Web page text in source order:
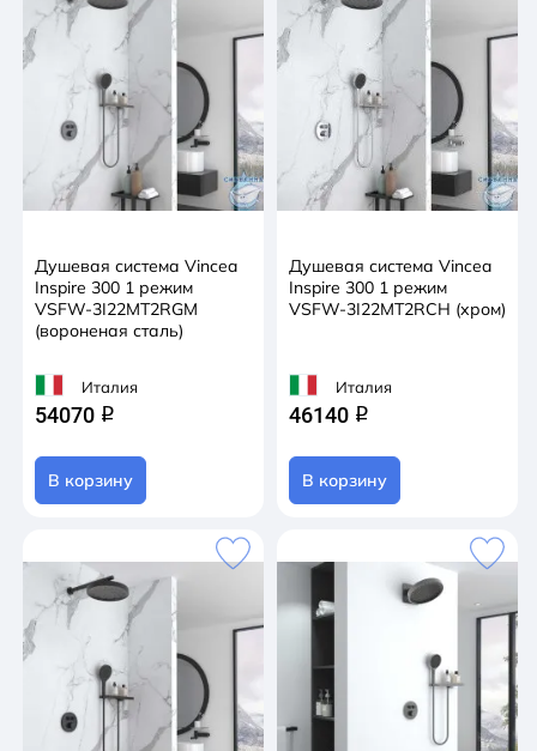
Душевая система Vincea
Inspire 300 1 режим
VSFW-3I22MT2RGM
(вороненая сталь)
Италия
54070 q
В корзину
Душевая система Vincea
Inspire 300 1 режим
VSFW-3I22MT2RCH (хром)
Италия
46140 q
В корзину